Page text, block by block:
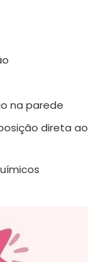
na parede
direta ao